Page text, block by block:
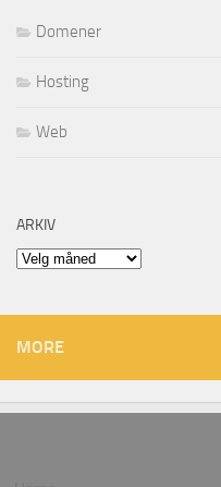
Domener
Hosting
Web
ARKIV
Arkiv
MORE